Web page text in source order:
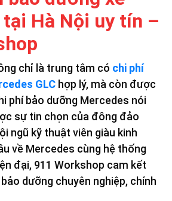
Hà Nội uy tín –
chỉ là trung tâm có chi phí
GLC hợp lý, mà còn được
phí bảo dưỡng Mercedes nói
sự tin chọn của đông đảo
ngũ kỹ thuật viên giàu kinh
về Mercedes cùng hệ thống
đại, 911 Workshop cam kết
dưỡng chuyên nghiệp, chính